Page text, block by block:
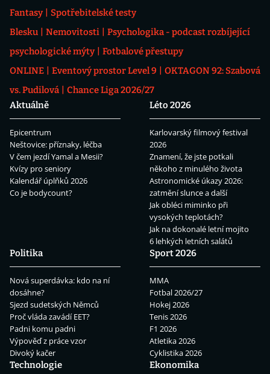
Fantasy
Spotřebitelské testy
Blesku
Nemovitosti
Psychologika - podcast rozbíjející
psychologické mýty
Fotbalové přestupy
ONLINE
Eventový prostor Level 9
OKTAGON 92: Szabová
vs. Pudilová
Chance Liga 2026/27
Aktuálně
Epicentrum
Neštovice: příznaky, léčba
V čem jezdí Yamal a Mesii?
Kvízy pro seniory
Kalendář úplňků 2026
Co je bodycount?
Léto 2026
Karlovarský filmový festival
2026
Znamení, že jste potkali
někoho z minulého života
Astronomické úkazy 2026:
zatmění slunce a další
Jak obléci miminko při
vysokých teplotách?
Jak na dokonalé letní mojito
6 lehkých letních salátů
Politika
Nová superdávka: kdo na ní
dosáhne?
Sjezd sudetských Němců
Proč vláda zavádí EET?
Padni komu padni
Výpověď z práce vzor
Divoký kačer
Sport 2026
MMA
Fotbal 2026/27
Hokej 2026
Tenis 2026
F1 2026
Atletika 2026
Cyklistika 2026
Technologie
Ekonomika